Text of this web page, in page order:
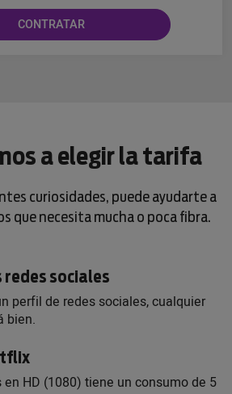
CONTRATAR
a elegir la tarifa
curiosidades, puede ayudarte a
que necesita mucha o poca fibra.
redes sociales
perfil de redes sociales, cualquier
bien.
en HD (1080) tiene un consumo de 5